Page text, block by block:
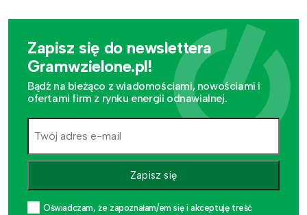
Zapisz się do newslettera
Gramwzielone.pl!
Bądź na bieżąco z wiadomościami, nowościami i
ofertami firm z rynku energii odnawialnej.
Zapisz się
Oświadczam, że zapoznałam/em się i akceptuję treść